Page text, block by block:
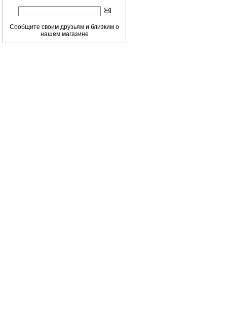
Сообщите своим друзьям и близким о
нашем магазине